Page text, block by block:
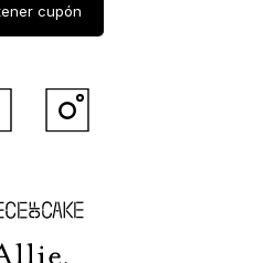
of Cake
Allie
cupón
